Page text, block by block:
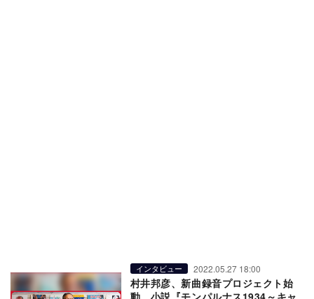
インタビュー 2022.05.27 18:00
村井邦彦、新曲録音プロジェクト始
動 小説『モンパルナス1934～キャ